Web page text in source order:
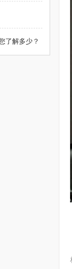
了解多少？